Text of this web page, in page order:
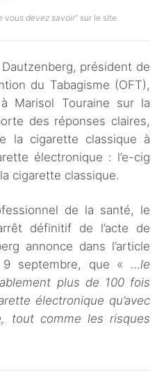
vous devez savoir” sur le site
président de
du Tabagisme (OFT),
Marisol Touraine sur la
des réponses claires,
la cigarette classique à
électronique : l’e-cig
cigarette classique.
de la santé, le
définitif de l’acte de
annonce dans l’article
septembre, que « …le
plus de 100 fois
électronique qu’avec
tout comme les risques